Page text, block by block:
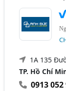
1A 135
TP. Hồ Chí
0913 052